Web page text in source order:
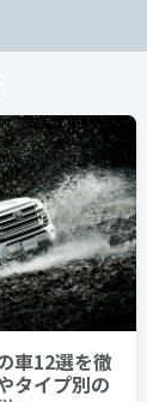
車12選を徹
タイプ別の